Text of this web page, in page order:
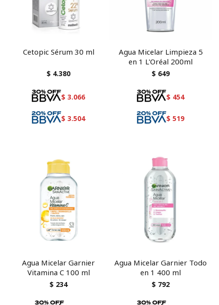
Cetopic Sérum 30 ml
$ 4.380
$ 3.066
$ 3.504
Agua Micelar Limpieza 5
en 1 L'Oréal 200ml
$ 649
$ 454
$ 519
Agua Micelar Garnier
Vitamina C 100 ml
$ 234
Agua Micelar Garnier Todo
en 1 400 ml
$ 792